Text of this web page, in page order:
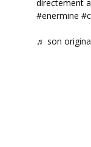
directement
#enermine
♬ son